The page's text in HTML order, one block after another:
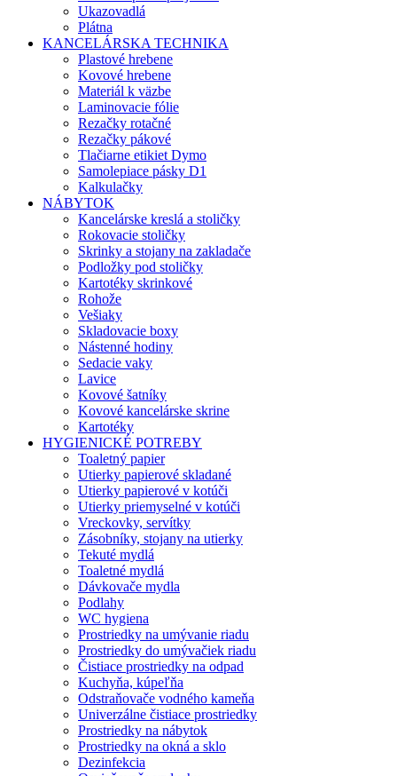
Ukazovadlá
Plátna
KANCELÁRSKA TECHNIKA
Plastové hrebene
Kovové hrebene
Materiál k väzbe
Laminovacie fólie
Rezačky rotačné
Rezačky pákové
Tlačiarne etikiet Dymo
Samolepiace pásky D1
Kalkulačky
NÁBYTOK
Kancelárske kreslá a stoličky
Rokovacie stoličky
Skrinky a stojany na zakladače
Podložky pod stoličky
Kartotéky skrinkové
Rohože
Vešiaky
Skladovacie boxy
Nástenné hodiny
Sedacie vaky
Lavice
Kovové šatníky
Kovové kancelárske skrine
Kartotéky
HYGIENICKÉ POTREBY
Toaletný papier
Utierky papierové skladané
Utierky papierové v kotúči
Utierky priemyselné v kotúči
Vreckovky, servítky
Zásobníky, stojany na utierky
Tekuté mydlá
Toaletné mydlá
Dávkovače mydla
Podlahy
WC hygiena
Prostriedky na umývanie riadu
Prostriedky do umývačiek riadu
Čistiace prostriedky na odpad
Kuchyňa, kúpeľňa
Odstraňovače vodného kameňa
Univerzálne čistiace prostriedky
Prostriedky na nábytok
Prostriedky na okná a sklo
Dezinfekcia